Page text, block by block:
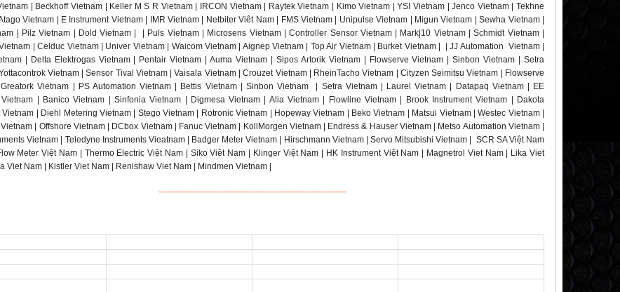
| Beckhoff Vietnam | Keller M S R Vietnam | IRCON Vietnam | Raytek Vietnam | Kimo Vietnam | YSI Vietnam | Jenco Vietnam | Tekhne
Vietnam | E Instrument Vietnam | IMR Vietnam | Netbiter Viêt Nam | FMS Vietnam | Unipulse Vietnam | Migun Vietnam | Sewha Vietnam |
| Pilz Vietnam | Dold Vietnam |
| Puls Vietnam | Microsens Vietnam | Controller Sensor Vietnam | Mark|10 Vietnam | Schmidt Vietnam |
| Celduc Vietnam | Univer Vietnam | Waicom Vietnam | Aignep Vietnam | Top Air Vietnam | Burket Vietnam | | JJ Automation Vietnam |
| Delta Elektrogas Vietnam | Pentair Vietnam | Auma Vietnam | Sipos Artorik Vietnam | Flowserve Vietnam | Sinbon Vietnam | Setra
Vietnam | Sensor Tival Vietnam | Vaisala Vietnam | Crouzet Vietnam | RheinTacho Vietnam | Cityzen Seimitsu Vietnam | Flowserve
Vietnam | PS Automation Vietnam | Bettis Vietnam | Sinbon Vietnam | Setra Vietnam | Laurel Vietnam | Datapaq Vietnam | EE
Vietnam | Banico Vietnam | Sinfonia Vietnam | Digmesa Vietnam | Alia Vietnam | Flowline Vietnam | Brook Instrument Vietnam | Dakota
Vietnam | Diehl Metering Vietnam | Stego Vietnam | Rotronic Vietnam | Hopeway Vietnam | Beko Vietnam | Matsui Vietnam | Westec Vietnam |
| Offshore Vietnam | DCbox Vietnam | Fanuc Vietnam | KollMorgen Vietnam | Endress & Hauser Vietnam | Metso Automation Vietnam |
Vietnam | Teledyne Instruments Vieatnam | Badger Meter Vietnam | Hirschmann Vietnam | Servo Mitsubishi Vietnam | SCR SA Việt Nam
Meter Việt Nam | Thermo Electric Việt Nam | Siko Việt Nam | Klinger Việt Nam | HK Instrument Việt Nam | Magnetrol Viet Nam | Lika Viet
Viet Nam | Kistler Viet Nam | Renishaw Viet Nam | Mindmen Vietnam |
-------------------------------------------------------------------